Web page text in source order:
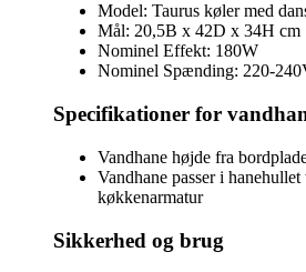
Model: Taurus køler med
Mål: 20,5B x 42D x 34H cm
Nominel Effekt: 180W
Nominel Spænding: 220-
Specifikationer for
Vandhane højde fra
Vandhane passer i
køkkenarmatur
Sikkerhed og brug